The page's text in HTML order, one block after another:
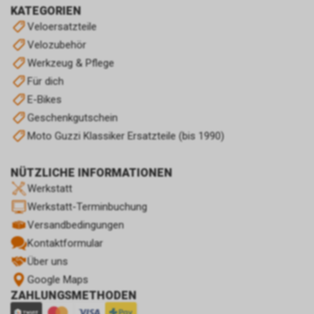
KATEGORIEN
Veloersatzteile
Velozubehör
Werkzeug & Pflege
Für dich
E-Bikes
Geschenkgutschein
Moto Guzzi Klassiker Ersatzteile (bis 1990)
NÜTZLICHE INFORMATIONEN
Werkstatt
Werkstatt-Terminbuchung
Versandbedingungen
Kontaktformular
Über uns
Google Maps
ZAHLUNGSMETHODEN